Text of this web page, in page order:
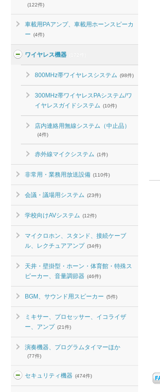
(122件)
車載用PAアンプ、車載用ホーンスピーカ
ー (4件)
ワイヤレス機器
800MHz帯ワイヤレスシステム (98件)
300MHz帯ワイヤレスPAシステム/ワ
イヤレスガイドシステム (10件)
店内連絡用無線システム（中止品）
(4件)
赤外線マイクシステム (1件)
非常用・業務用放送設備 (110件)
会議・議場用システム (23件)
学校向けAVシステム (12件)
マイクロホン、スタンド、接続ケーブ
ル、レクチュアアンプ (34件)
天井・壁掛型・ホーン・体育館・特殊ス
ピーカー、音量調節器 (46件)
BGM、サウンド用スピーカー (5件)
ミキサー、プロセッサー、イコライザ
ー、アンプ (21件)
演奏機器、プログラムタイマーほか
(77件)
セキュリティ機器 (474件)